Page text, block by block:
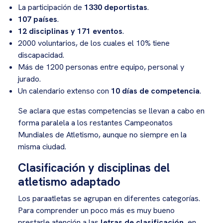
La participación de 1330 deportistas.
107 países.
12 disciplinas y 171 eventos.
2000 voluntarios, de los cuales el 10% tiene
discapacidad.
Más de 1200 personas entre equipo, personal y
jurado.
Un calendario extenso con 10 días de competencia.
Se aclara que estas competencias se llevan a cabo en
forma paralela a los restantes Campeonatos
Mundiales de Atletismo, aunque no siempre en la
misma ciudad.
Clasificación y disciplinas del
atletismo adaptado
Los paraatletas se agrupan en diferentes categorías.
Para comprender un poco más es muy bueno